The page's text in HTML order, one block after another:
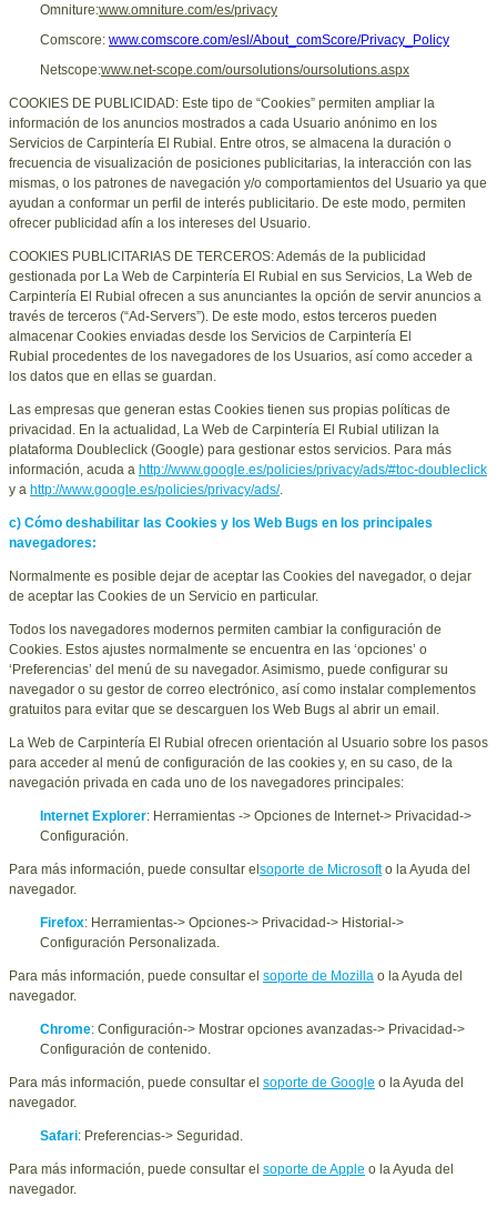
Omniture:www.omniture.com/es/privacy
Comscore: www.comscore.com/esl/About_comScore/Privacy_Policy
Netscope:www.net-scope.com/oursolutions/oursolutions.aspx
COOKIES DE PUBLICIDAD: Este tipo de “Cookies” permiten ampliar la
información de los anuncios mostrados a cada Usuario anónimo en los
Servicios de Carpintería El Rubial. Entre otros, se almacena la duración o
frecuencia de visualización de posiciones publicitarias, la interacción con las
mismas, o los patrones de navegación y/o comportamientos del Usuario ya que
ayudan a conformar un perfil de interés publicitario. De este modo, permiten
ofrecer publicidad afín a los intereses del Usuario.
COOKIES PUBLICITARIAS DE TERCEROS: Además de la publicidad
gestionada por La Web de Carpintería El Rubial en sus Servicios, La Web de
Carpintería El Rubial ofrecen a sus anunciantes la opción de servir anuncios a
través de terceros (“Ad-Servers”). De este modo, estos terceros pueden
almacenar Cookies enviadas desde los Servicios de Carpintería El
Rubial procedentes de los navegadores de los Usuarios, así como acceder a
los datos que en ellas se guardan.
Las empresas que generan estas Cookies tienen sus propias políticas de
privacidad. En la actualidad, La Web de Carpintería El Rubial utilizan la
plataforma Doubleclick (Google) para gestionar estos servicios. Para más
información, acuda a http://www.google.es/policies/privacy/ads/#toc-doubleclick
y a http://www.google.es/policies/privacy/ads/.
c) Cómo deshabilitar las Cookies y los Web Bugs en los principales
navegadores:
Normalmente es posible dejar de aceptar las Cookies del navegador, o dejar
de aceptar las Cookies de un Servicio en particular.
Todos los navegadores modernos permiten cambiar la configuración de
Cookies. Estos ajustes normalmente se encuentra en las ‘opciones’ o
‘Preferencias’ del menú de su navegador. Asimismo, puede configurar su
navegador o su gestor de correo electrónico, así como instalar complementos
gratuitos para evitar que se descarguen los Web Bugs al abrir un email.
La Web de Carpintería El Rubial ofrecen orientación al Usuario sobre los pasos
para acceder al menú de configuración de las cookies y, en su caso, de la
navegación privada en cada uno de los navegadores principales:
Internet Explorer: Herramientas -> Opciones de Internet-> Privacidad->
Configuración.
Para más información, puede consultar el soporte de Microsofto la Ayuda del
navegador.
Firefox: Herramientas-> Opciones-> Privacidad-> Historial->
Configuración Personalizada.
Para más información, puede consultar el soporte de Mozilla o la Ayuda del
navegador.
Chrome: Configuración-> Mostrar opciones avanzadas-> Privacidad->
Configuración de contenido.
Para más información, puede consultar el soporte de Google o la Ayuda del
navegador.
Safari: Preferencias-> Seguridad.
Para más información, puede consultar el soporte de Apple o la Ayuda del
navegador.